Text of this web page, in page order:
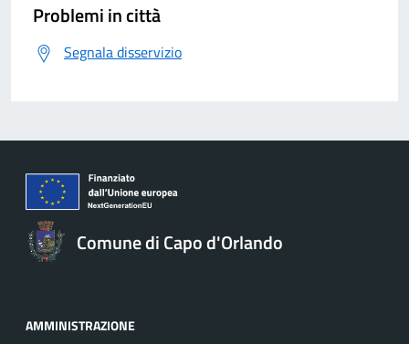
Problemi in città
Segnala disservizio
Comune di Capo d'Orlando
AMMINISTRAZIONE